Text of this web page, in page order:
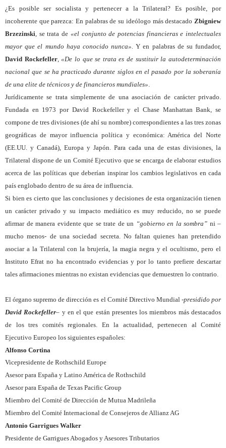
¿Es posible ser socialista y pertenecer a la Trilateral? Es posible, por
incoherente que parezca: En palabras de su ideólogo más destacado Zbigniew
Brzezinski, se trata de «el conjunto de potencias financieras e intelectuales
mayor que el mundo haya conocido nunca». Y en palabras de su fundador,
David Rockefeller,«De lo que se trata es de sustituir la autodeterminación
nacional que se ha practicado durante siglos en el pasado por la soberanía
de una elite de técnicos y de financieros mundiales».
Jurídicamente se trata simplemente de una asociación de carácter privado.
Fundada en 1973 por David Rockefeller y el Chase Manhattan Bank, se
compone de tres divisiones (de ahí su nombre) correspondientes a las tres zonas
geográficas de mayor influencia política y económica: América del Norte
(EE.UU. y Canadá), Europa y Japón. Para cada una de estas divisiones, la
Trilateral dispone de un Comité Ejecutivo que se encarga de elaborar estudios
acerca de las políticas que deberían inspirar los cambios legislativos en cada
país englobado dentro de su área de influencia.
Si bien es cierto que las conclusiones y decisiones de esta organización tienen
un carácter privado y su impacto mediático es muy reducido, no se puede
afirmar de manera evidente que se trate de un “gobierno en la sombra” ni –
mucho menos- de una sociedad secreta. No faltan quienes han pretendido
asociar a la Trilateral con la brujería, la magia negra y el ocultismo, pero el
Instituto Efrat no ha encontrado evidencias y por lo tanto prefiere descartar
tales afirmaciones mientras no existan evidencias que demuestren lo contrario.
El órgano supremo de dirección es el Comité Directivo Mundial -presidido por
David Rockefeller– y en el que están presentes los miembros más destacados
de los tres comités regionales. En la actualidad, pertenecen al Comité
Ejecutivo Europeo los siguientes españoles:
Alfonso Cortina
Vicepresidente de Rothschild Europe
Asesor para España y Latino América de Rothschild
Asesor para España de Texas Pacific Group
Miembro del Comité de Dirección de Mutua Madrileña
Miembro del Comité Internacional de Consejeros de Allianz AG
Antonio Garrigues Walker
Presidente de Garrigues Abogados y Asesores Tributarios